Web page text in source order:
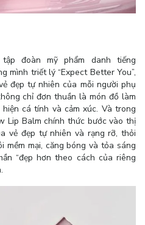
đoàn mỹ phẩm danh tiếng
mình triết lý “Expect Better You”,
đẹp tự nhiên của mỗi người phụ
chỉ đơn thuần là món đồ làm
cá tính và cảm xúc. Và trong
Lip Balm chính thức bước vào thị
vẻ đẹp tự nhiên và rạng rỡ, thỏi
mềm mại, căng bóng và tỏa sáng
“đẹp hơn theo cách của riêng